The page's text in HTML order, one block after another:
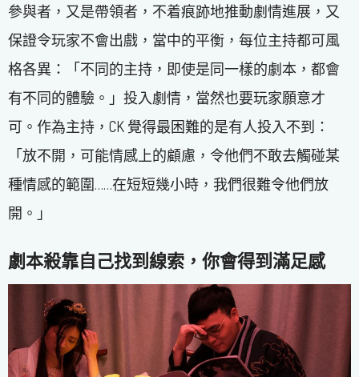
參與者，又是帶領者，不着痕跡地推動劇情進展，又
保證令玩家不會出戲，當中的平衡，每位主持都可風
格各異：「不同的主持，即使是同一樣的劇本，都會
有不同的體驗。」投入劇情，當然也要玩家願意才
可。作為主持，CK 覺得最困難的是有人投入不到：
「放不開，可能情感上的顧慮，令他們不敢去觸碰某
種情感的範圍……在短短幾小時，我們很難令他們放
開。」
劇本殺靠自己找到線索，你會得到滿足感